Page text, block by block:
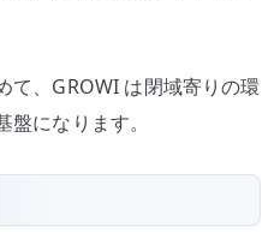
て、GROWI は閉域寄りの環
になります。